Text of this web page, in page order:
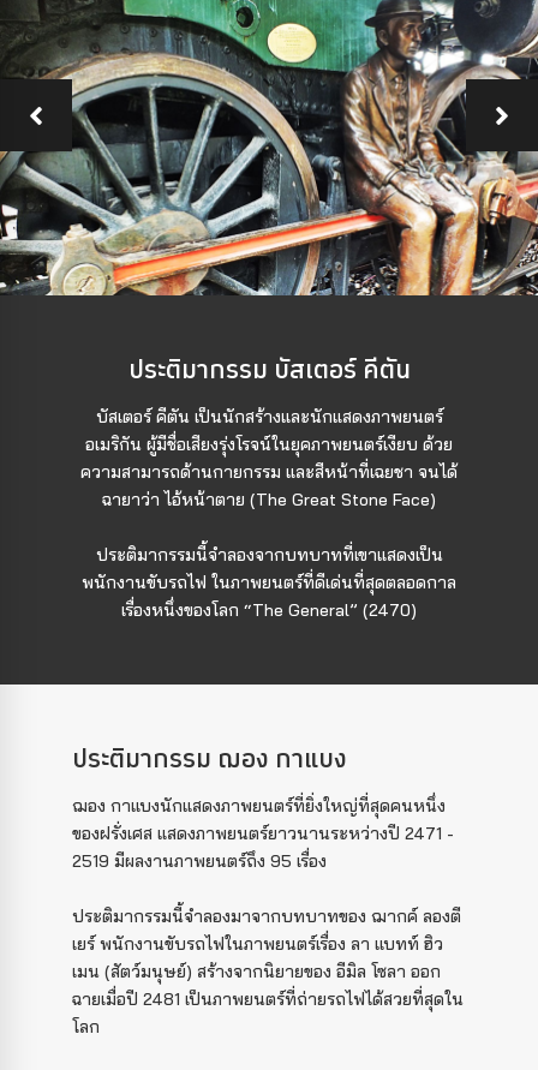
ประติมากรรม บัสเตอร์ คีตัน
บัสเตอร์ คีตัน เป็นนักสร้างและนักแสดงภาพยนตร์
อเมริกัน ผู้มีชื่อเสียงรุ่งโรจน์ในยุคภาพยนตร์เงียบ ด้วย
ความสามารถด้านกายกรรม และสีหน้าที่เฉยชา จนได้
ฉายาว่า ไอ้หน้าตาย (The Great Stone Face)
ประติมากรรมนี้จำลองจากบทบาทที่เขาแสดงเป็น
พนักงานขับรถไฟ ในภาพยนตร์ที่ดีเด่นที่สุดตลอดกาล
เรื่องหนึ่งของโลก “The General” (2470)
ประติมากรรม ฌอง กาแบง
ฌอง กาแบงนักแสดงภาพยนตร์ที่ยิ่งใหญ่ที่สุดคนหนึ่ง
ของฝรั่งเศส แสดงภาพยนตร์ยาวนานระหว่างปี 2471 -
2519 มีผลงานภาพยนตร์ถึง 95 เรื่อง
ประติมากรรมนี้จำลองมาจากบทบาทของ ฌากค์ ลองตี
เยร์ พนักงานขับรถไฟในภาพยนตร์เรื่อง ลา แบทท์ ฮิว
เมน (สัตว์มนุษย์) สร้างจากนิยายของ อีมิล โซลา ออก
ฉายเมื่อปี 2481 เป็นภาพยนตร์ที่ถ่ายรถไฟได้สวยที่สุดใน
โลก